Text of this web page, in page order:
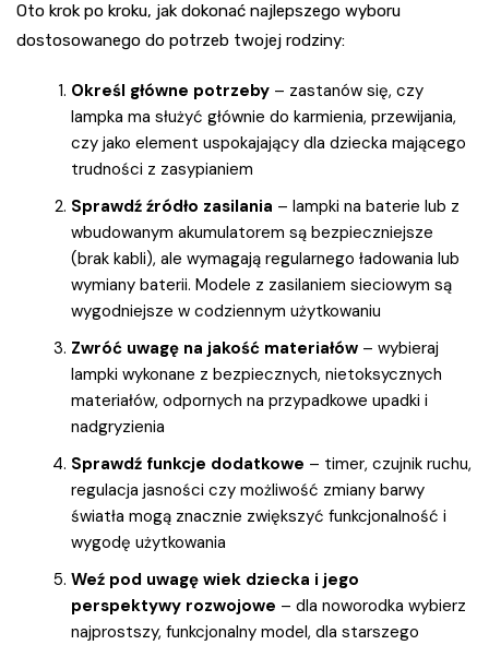
Oto krok po kroku, jak dokonać najlepszego wyboru
dostosowanego do potrzeb twojej rodziny:
Określ główne potrzeby – zastanów się, czy
lampka ma służyć głównie do karmienia, przewijania,
czy jako element uspokajający dla dziecka mającego
trudności z zasypianiem
Sprawdź źródło zasilania – lampki na baterie lub z
wbudowanym akumulatorem są bezpieczniejsze
(brak kabli), ale wymagają regularnego ładowania lub
wymiany baterii. Modele z zasilaniem sieciowym są
wygodniejsze w codziennym użytkowaniu
Zwróć uwagę na jakość materiałów – wybieraj
lampki wykonane z bezpiecznych, nietoksycznych
materiałów, odpornych na przypadkowe upadki i
nadgryzienia
Sprawdź funkcje dodatkowe – timer, czujnik ruchu,
regulacja jasności czy możliwość zmiany barwy
światła mogą znacznie zwiększyć funkcjonalność i
wygodę użytkowania
Weź pod uwagę wiek dziecka i jego
perspektywy rozwojowe – dla noworodka wybierz
najprostszy, funkcjonalny model, dla starszego